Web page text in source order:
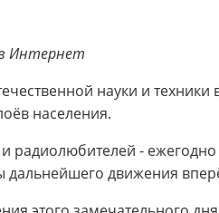
Интернет
науки и техники
населения.
радиолюбителей -­ ежегодно
дальнейшего движения